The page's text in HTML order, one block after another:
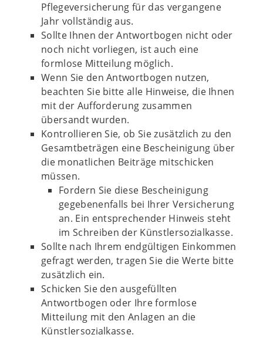
Pflegeversicherung für das vergangene
Jahr vollständig aus.
Sollte Ihnen der Antwortbogen nicht oder
noch nicht vorliegen, ist auch eine
formlose Mitteilung möglich.
Wenn Sie den Antwortbogen nutzen,
beachten Sie bitte alle Hinweise, die Ihnen
mit der Aufforderung zusammen
übersandt wurden.
Kontrollieren Sie, ob Sie zusätzlich zu den
Gesamtbeträgen eine Bescheinigung über
die monatlichen Beiträge mitschicken
müssen.
Fordern Sie diese Bescheinigung
gegebenenfalls bei Ihrer Versicherung
an. Ein entsprechender Hinweis steht
im Schreiben der Künstlersozialkasse.
Sollte nach Ihrem endgültigen Einkommen
gefragt werden, tragen Sie die Werte bitte
zusätzlich ein.
Schicken Sie den ausgefüllten
Antwortbogen oder Ihre formlose
Mitteilung mit den Anlagen an die
Künstlersozialkasse.